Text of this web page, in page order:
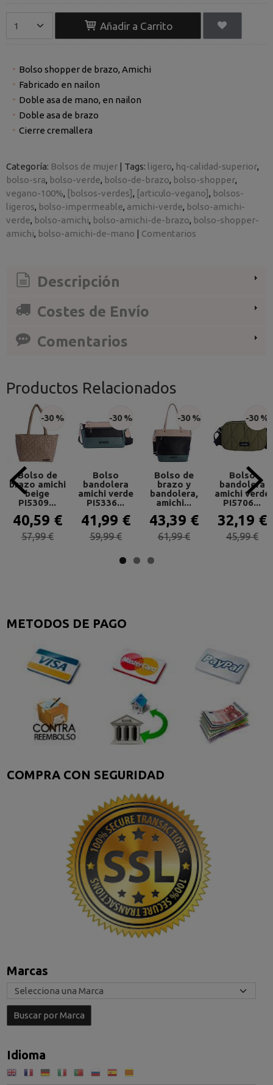
METODOS DE PAGO
COMPRA CON SEGURIDAD
Marcas
Idioma
Añadir a Carrito
Bolso shopper de brazo, Amichi
Fabricado en nailon
Doble asa de mano, en nailon
Doble asa de brazo
Cierre cremallera
Categoría: Bolsos de mujer | Tags: ligero hq-calidad-superior
bolso-sra bolso-verde bolso-de-brazo bolso-shopper
vegano-100% [bolsos-verdes] [articulo-vegano]
bolsos-
ligeros bolso-impermeable amichi-verde bolso-amichi-
verde bolso-amichi bolso-amichi-de-brazo bolso-shopper-
amichi bolso-amichi-de-mano | Comentarios
Descripción
Costes de Envío
Comentarios
Productos Relacionados
-30 %
Bolso de
brazo amichi
beige
PI5309...
40,59 €
57,99 €
-30 %
Bolso
bandolera
amichi verde
PI5336...
41,99 €
59,99 €
-30 %
Bolso de
brazo y
bandolera,
amichi...
43,39 €
61,99 €
-30 %
Bolso
bandolera
amichi verde
PI5706...
32,19 €
45,99 €